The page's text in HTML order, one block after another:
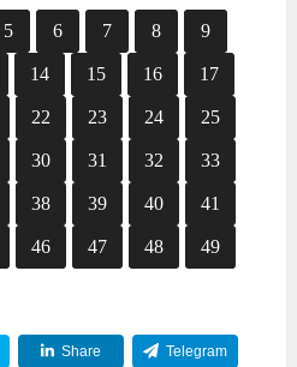
5 6 7 8 9
14 15 16 17
22 23 24 25
30 31 32 33
38 39 40 41
46 47 48 49
Share Telegram